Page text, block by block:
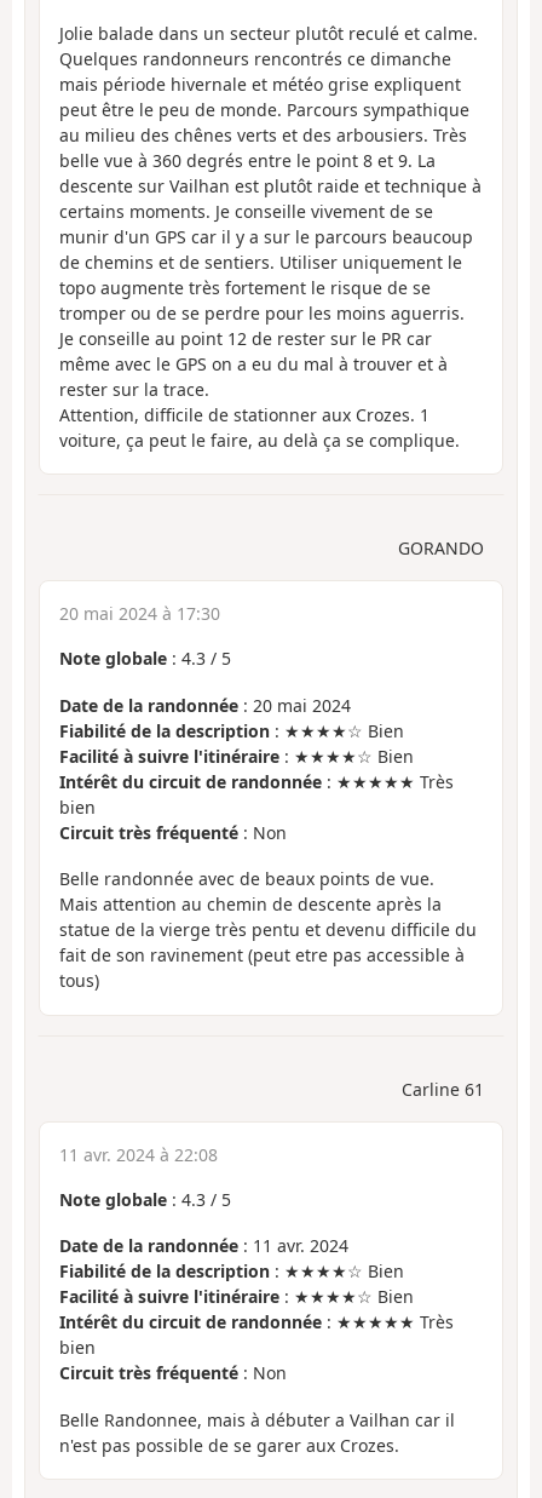
Jolie balade dans un secteur plutôt reculé et calme.
Quelques randonneurs rencontrés ce dimanche
mais période hivernale et météo grise expliquent
peut être le peu de monde. Parcours sympathique
au milieu des chênes verts et des arbousiers. Très
belle vue à 360 degrés entre le point 8 et 9. La
descente sur Vailhan est plutôt raide et technique à
certains moments. Je conseille vivement de se
munir d'un GPS car il y a sur le parcours beaucoup
de chemins et de sentiers. Utiliser uniquement le
topo augmente très fortement le risque de se
tromper ou de se perdre pour les moins aguerris.
Je conseille au point 12 de rester sur le PR car
même avec le GPS on a eu du mal à trouver et à
rester sur la trace.
Attention, difficile de stationner aux Crozes. 1
voiture, ça peut le faire, au delà ça se complique.
GORANDO
20 mai 2024 à 17:30
Note globale : 4.3 / 5
Date de la randonnée : 20 mai 2024
Fiabilité de la description : ★★★★☆ Bien
Facilité à suivre l'itinéraire : ★★★★☆ Bien
Intérêt du circuit de randonnée : ★★★★★ Très
bien
Circuit très fréquenté : Non
Belle randonnée avec de beaux points de vue.
Mais attention au chemin de descente après la
statue de la vierge très pentu et devenu difficile du
fait de son ravinement (peut etre pas accessible à
tous)
Carline 61
11 avr. 2024 à 22:08
Note globale : 4.3 / 5
Date de la randonnée : 11 avr. 2024
Fiabilité de la description : ★★★★☆ Bien
Facilité à suivre l'itinéraire : ★★★★☆ Bien
Intérêt du circuit de randonnée : ★★★★★ Très
bien
Circuit très fréquenté : Non
Belle Randonnee, mais à débuter a Vailhan car il
n'est pas possible de se garer aux Crozes.